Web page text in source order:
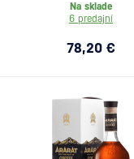
Na sklade
6 predajní
78,20 €